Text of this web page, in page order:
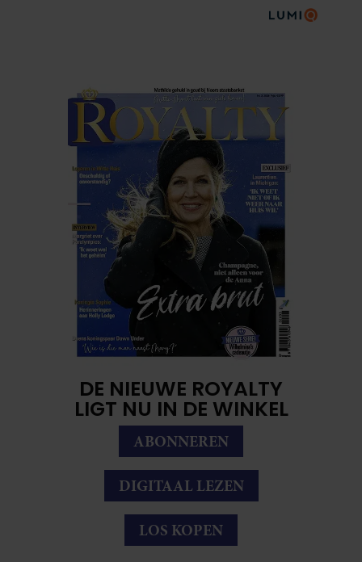
DE NIEUWE ROYALTY
LIGT NU IN DE WINKEL
ABONNEREN
DIGITAAL LEZEN
LOS KOPEN